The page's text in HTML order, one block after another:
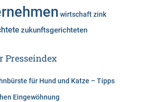
wirtschaftzink
zukunftsgerichteten
Presseindex
für Hund und Katze – Tipps
Eingewöhnung